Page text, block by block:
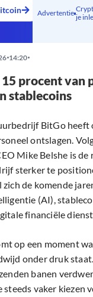
Advertentieje
14:20
procent van
stablecoins
BitGo heeft
ontslagen.
Mike Belshe is de
sterker te
de komende
(AI),
financiële
op een moment
onder druk
banen
vaker kiezen